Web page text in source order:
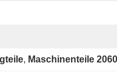
, Maschinenteile